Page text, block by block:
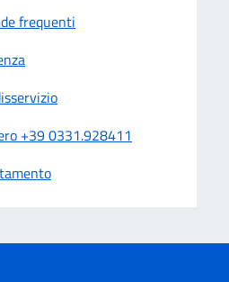
frequenti
+39 0331.928411